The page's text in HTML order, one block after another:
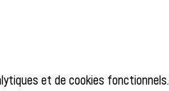
et de cookies fonctionnels.